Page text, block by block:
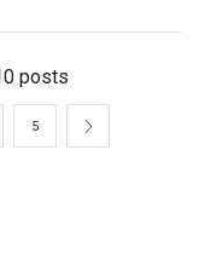
posts
5